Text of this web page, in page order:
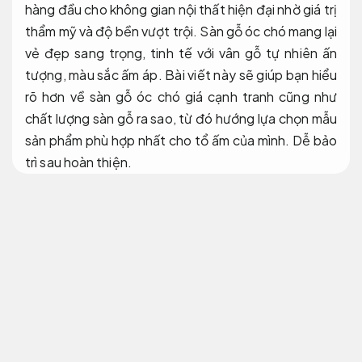
hàng đầu cho không gian nội thất hiện đại nhờ giá trị
thẩm mỹ và độ bền vượt trội. Sàn gỗ óc chó mang lại
vẻ đẹp sang trọng, tinh tế với vân gỗ tự nhiên ấn
tượng, màu sắc ấm áp. Bài viết này sẽ giúp bạn hiểu
rõ hơn về sàn gỗ óc chó giá cạnh tranh cũng như
chất lượng sàn gỗ ra sao, từ đó hướng lựa chọn mẫu
sản phẩm phù hợp nhất cho tổ ấm của mình. Dễ bảo
trì sau hoàn thiện.